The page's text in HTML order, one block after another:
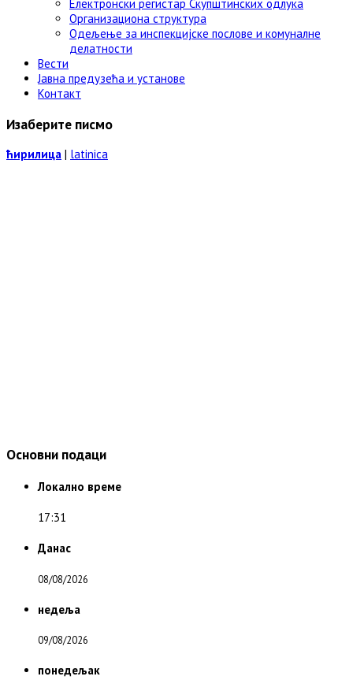
Електронски регистар Скупштинских одлука
Организациона структура
Одељење за инспекцијске послове и комуналне
делатности
Вести
Јавна предузећа и установе
Контакт
Изаберите писмо
ћирилица | latinica
Основни подаци
Локално време
17:31
Данас
08/08/2026
недеља
09/08/2026
понедељак